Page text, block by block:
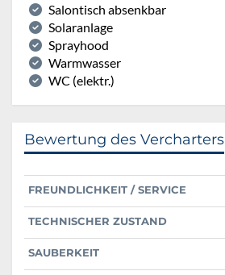
Salontisch absenkbar
Solaranlage
Sprayhood
Warmwasser
WC (elektr.)
Bewertung des Vercharters
FREUNDLICHKEIT / SERVICE
TECHNISCHER ZUSTAND
SAUBERKEIT